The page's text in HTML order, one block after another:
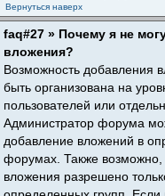
Вернуться наверх
faq#27 » Почему я не
вложения?
Возможность добавления
быть организована на
пользователей или
Администратор форума
добавление вложений в
форумах. Также возможно,
вложения разрешено